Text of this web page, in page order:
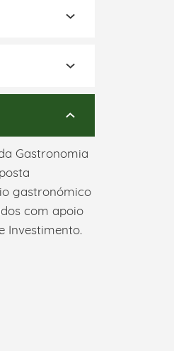
Gastronomia
gastronómico
com apoio
Investimento.